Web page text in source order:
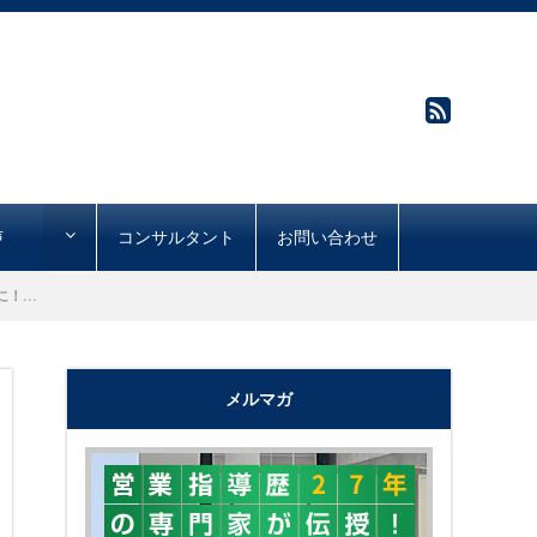
コンサルタント お問い合わせ
！...
メルマガ